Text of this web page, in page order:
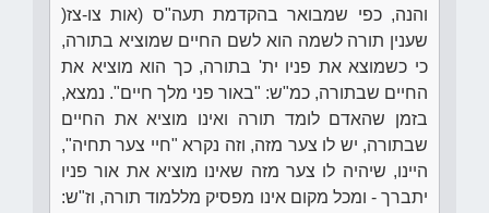
והנה, כפי שמבואר בהקדמת תעה"ס (אות צו-צז(
שענין תורה לשמה הוא לשם החיים שמוציא בתורה,
כי כשמוצא את פניו ית' בתורה, כך הוא מוציא את
החיים שבתורה, כמ"ש: "באור פני מלך חיים". נמצא,
בזמן שהאדם לומד תורה ואינו מוציא את החיים
שבתורה, יש לו צער מזה, וזה נקרא "חיי צער תחיה",
היינו, שיהיה לו צער מזה שאינו מוציא את אור פניו
יתברך - ומכל מקום אינו מפסיק מללמוד תורה, וז"ש: